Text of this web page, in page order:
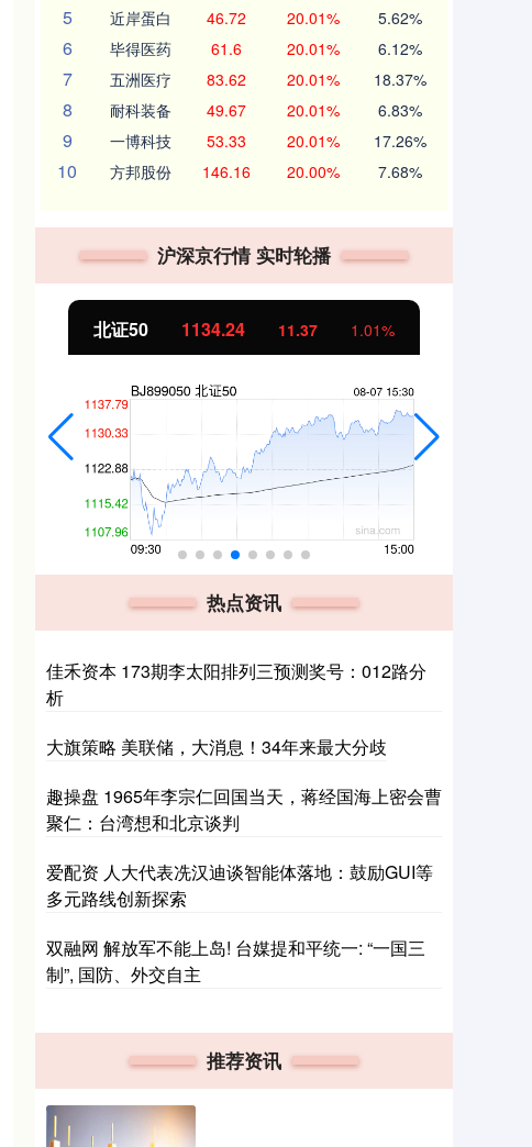
5 近岸蛋白 46.72 20.01% 5.62%
6 毕得医药 61.6 20.01% 6.12%
7 五洲医疗 83.62 20.01% 18.37%
8 耐科装备 49.67 20.01% 6.83%
9 一博科技 53.33 20.01% 17.26%
10 方邦股份 146.16 20.00% 7.68%
沪深京行情 实时轮播
北证50 1134.24 11.37 1.01%
热点资讯
佳禾资本 173期李太阳排列三预测奖号：012路分
析
大旗策略 美联储，大消息！34年来最大分歧
趣操盘 1965年李宗仁回国当天，蒋经国海上密会曹
聚仁：台湾想和北京谈判
爱配资 人大代表冼汉迪谈智能体落地：鼓励GUI等
多元路线创新探索
双融网 解放军不能上岛! 台媒提和平统一: “一国三
制”, 国防、外交自主
推荐资讯